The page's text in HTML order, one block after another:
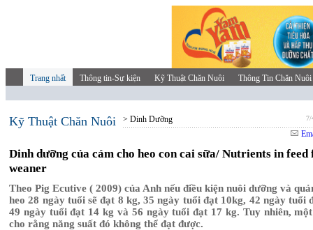
Trang nhất Thông tin-Sự kiện Kỹ Thuật Chăn Nuôi Thông Tin Chăn Nuôi
Kỹ Thuật Chăn Nuôi > Dinh Dưỡng 7/
Dinh dưỡng của cám cho heo con cai sữa/ Nutrients in feed
weaner
Theo Pig Ecutive ( 2009) của Anh nếu điều kiện nuôi dưỡng và
heo 28 ngày tuổi sẽ đạt 8 kg, 35 ngày tuổi đạt 10kg, 42 ngày tuổi
49 ngày tuổi đạt 14 kg và 56 ngày tuổi đạt 17 kg. Tuy nhiên,
cho rằng năng suất đó không thể đạt được.